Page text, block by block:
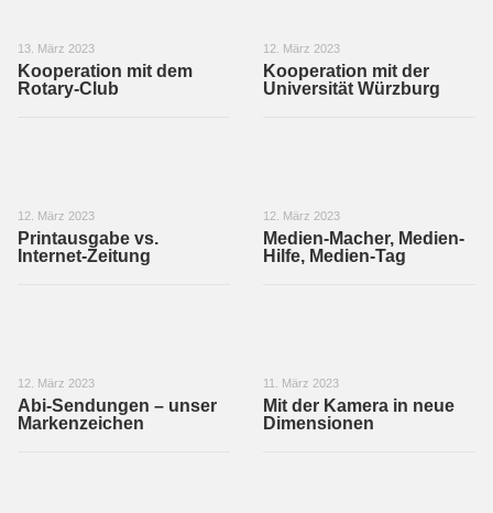
13. März 2023
Kooperation mit dem
Rotary-Club
12. März 2023
Kooperation mit der
Universität Würzburg
12. März 2023
Printausgabe vs.
Internet-Zeitung
12. März 2023
Medien-Macher, Medien-
Hilfe, Medien-Tag
12. März 2023
Abi-Sendungen – unser
Markenzeichen
11. März 2023
Mit der Kamera in neue
Dimensionen